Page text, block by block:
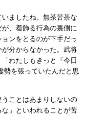
いましたね。無茶苦茶な
、着飾る行為の裏側に
ンをとるのが下手だっ
分からなかった。武将
わたしもきっと『今日
勢を張っていたんだと思
ことはあまりしないの
」といわれることが苦